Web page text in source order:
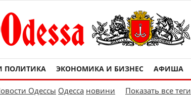
ПОЛИТИКА ЭКОНОМИКА И БИЗНЕС АФИША
Одессы Одесса новини Показать все теги